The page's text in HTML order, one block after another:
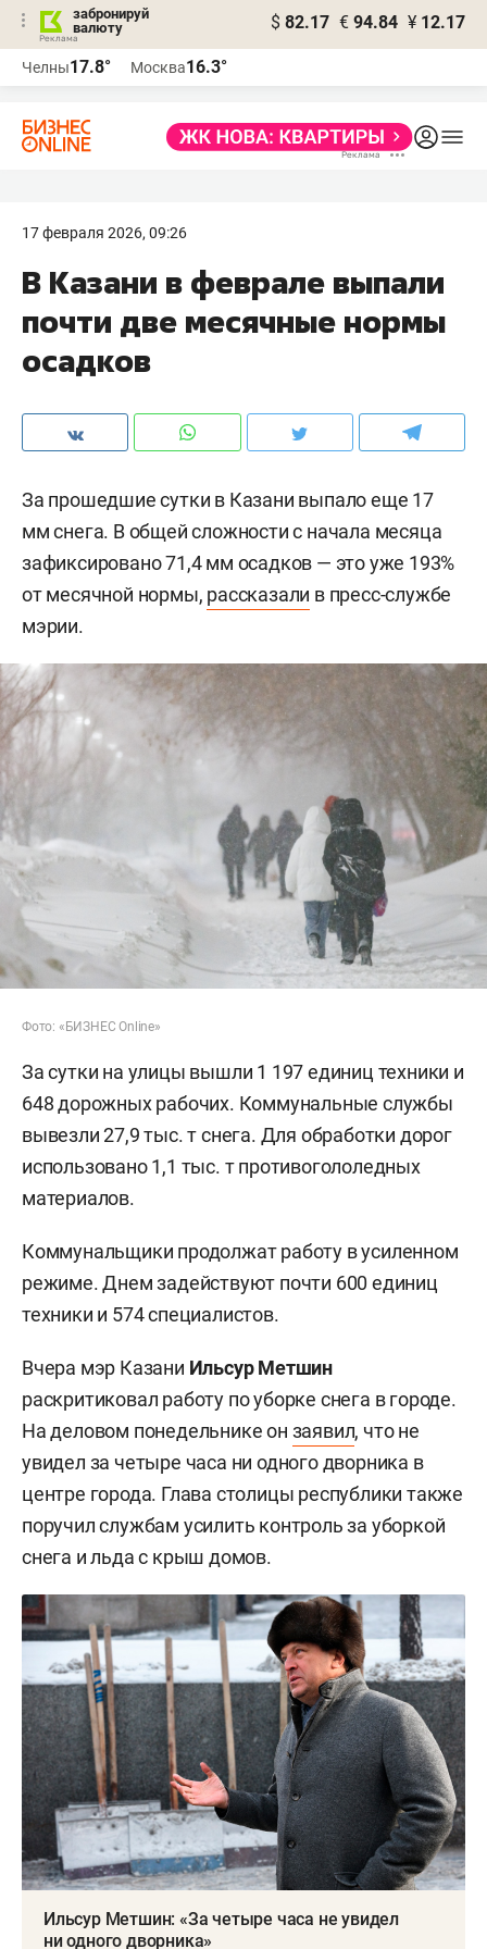
забронируй
валюту
$ 82.17 € 94.84 ¥ 12.17
Челны17.8° Москва16.3°
17 февраля 2026, 09:26
В Казани в феврале выпали
почти две месячные нормы
осадков
За прошедшие сутки в Казани выпало еще 17
мм снега. В общей сложности с начала месяца
зафиксировано 71,4 мм осадков — это уже 193%
от месячной нормы, рассказали в пресс-службе
мэрии.
Фото: «БИЗНЕС Online»
За сутки на улицы вышли 1 197 единиц техники и
648 дорожных рабочих. Коммунальные службы
вывезли 27,9 тыс. т снега. Для обработки дорог
использовано 1,1 тыс. т противогололедных
материалов.
Коммунальщики продолжат работу в усиленном
режиме. Днем задействуют почти 600 единиц
техники и 574 специалистов.
Вчера мэр Казани Ильсур Метшин
раскритиковал работу по уборке снега в городе.
На деловом понедельнике он заявил, что не
увидел за четыре часа ни одного дворника в
центре города. Глава столицы республики также
поручил службам усилить контроль за уборкой
снега и льда с крыш домов.
Ильсур Метшин: «За четыре часа не увидел
ни одного дворника»